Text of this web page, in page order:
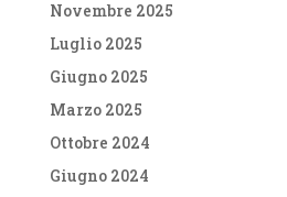
Novembre 2025
Luglio 2025
Giugno 2025
Marzo 2025
Ottobre 2024
Giugno 2024